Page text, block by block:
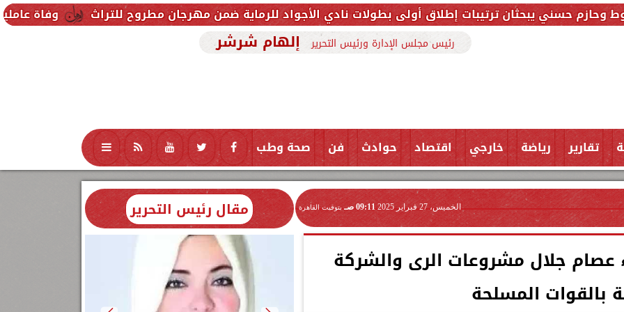
وفاة عاملين متأثرين ترتيبات إطلاق أولى بطولات نادي الأجواد للرماية ضمن مهرجان مطروح للتراث
رئيس مجلس الإدارة ورئيس التحرير إلهام شرشر
تقارير رياضة خارجي اقتصاد حوادث فن صحة وطب تكنولوجيا منوعات محافظات
الخميس، 27 فبراير 2025 09:11 صـ بتوقيت القاهرة
عصام جلال مشروعات الرى والشركة
بالقوات المسلحة
مقال رئيس التحرير